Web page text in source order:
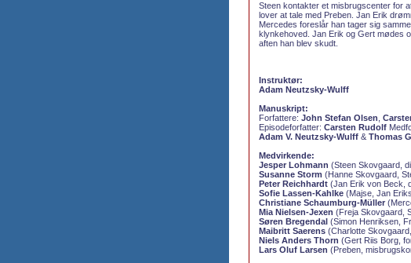
Steen kontakter et misbrugscenter for
lover at tale med Preben. Jan Erik
Mercedes foreslår han tager sig
klynkehoved. Jan Erik og Gert mødes
aften han blev skudt.
Instruktør:
Adam Neutzsky-Wulff
Manuskript:
Forfattere: John Stefan Olsen
Episodeforfatter: Carsten Rudolf
Adam V. Neutzsky-Wulff & Thomas
Medvirkende:
Jesper Lohmann (Steen Skovgaard,
Susanne Storm (Hanne Skovgaard,
Peter Reichhardt (Jan Erik von Beck,
Sofie Lassen-Kahlke (Majse, Jan
Christiane Schaumburg-Müller
Mia Nielsen-Jexen (Freja Skovgaard,
Søren Bregendal (Simon Henriksen,
Maibritt Saerens (Charlotte
Niels Anders Thorn (Gert Riis Borg,
Lars Oluf Larsen (Preben,